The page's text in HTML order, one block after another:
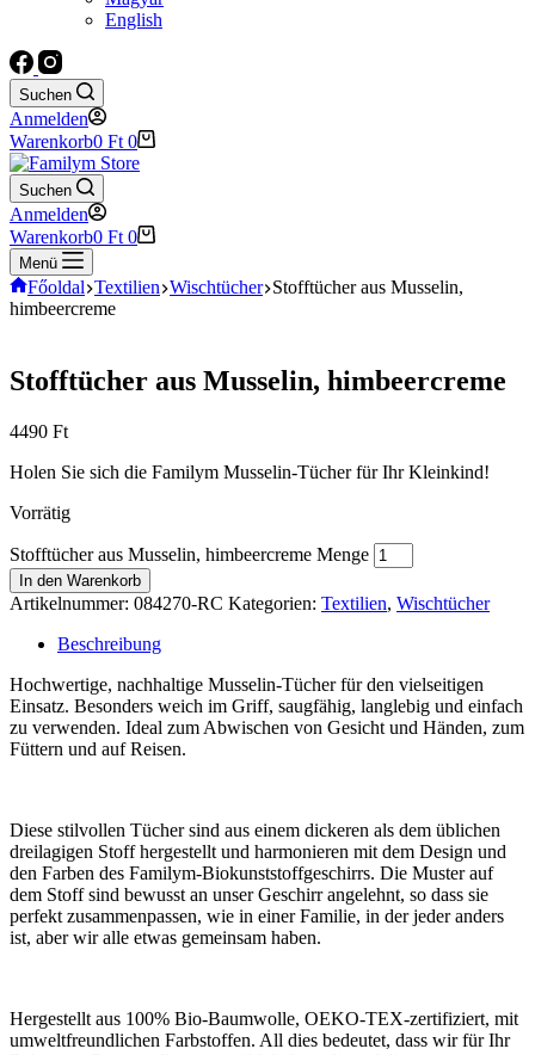
English
Suchen
Anmelden
Warenkorb0 Ft 0
Suchen
Anmelden
Warenkorb0 Ft 0
Menü
Főoldal Textilien Wischtücher Stofftücher aus Musselin,
himbeercreme
Stofftücher aus Musselin, himbeercreme
4490 Ft
Holen Sie sich die Familym Musselin-Tücher für Ihr Kleinkind!
Vorrätig
Stofftücher aus Musselin, himbeercreme Menge
In den Warenkorb
Artikelnummer: 084270-RC Kategorien: Textilien, Wischtücher
Beschreibung
Hochwertige, nachhaltige Musselin-Tücher für den vielseitigen
Einsatz. Besonders weich im Griff, saugfähig, langlebig und einfach
zu verwenden. Ideal zum Abwischen von Gesicht und Händen, zum
Füttern und auf Reisen.
Diese stilvollen Tücher sind aus einem dickeren als dem üblichen
dreilagigen Stoff hergestellt und harmonieren mit dem Design und
den Farben des Familym-Biokunststoffgeschirrs. Die Muster auf
dem Stoff sind bewusst an unser Geschirr angelehnt, so dass sie
perfekt zusammenpassen, wie in einer Familie, in der jeder anders
ist, aber wir alle etwas gemeinsam haben.
Hergestellt aus 100% Bio-Baumwolle, OEKO-TEX-zertifiziert, mit
umweltfreundlichen Farbstoffen. All dies bedeutet, dass wir für Ihr